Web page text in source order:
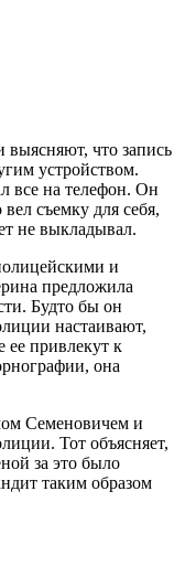
выясняют, что запись
устройством.
все на телефон. Он
съемку для себя,
не выкладывал.
и
предложила
Будто бы он
настаивают,
ее привлекут к
она
Семеновичем и
Тот объясняет,
за это было
таким образом